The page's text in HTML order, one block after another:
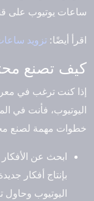
ساعات يوتيوب على
اقرأ أيضًا: تزويد
كيف تصنع
إذا كنت ترغب في
اليوتيوب، فأنت في
خطوات مهمة لصنع
ابحث عن
بإنتاج أفكار
اليوتيوب